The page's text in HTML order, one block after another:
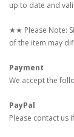
up to date and
★★ Please Note:
of the item may
Payment
We accept the
PayPal
Please contact us